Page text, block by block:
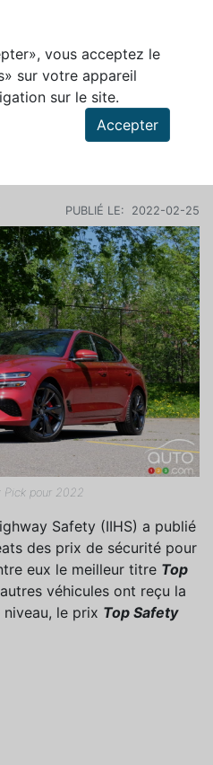
vous acceptez le
sur votre appareil
sur le site.
Accepter
PUBLIÉ LE: 2022-02-25
Pick pour 2022
Safety (IIHS) a publié
des prix de sécurité pour
eux le meilleur titre Top
véhicules ont reçu la
le prix Top Safety